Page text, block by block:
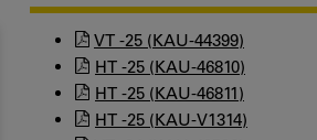
VT -25 (KAU-44399)
HT -25 (KAU-46810)
HT -25 (KAU-46811)
HT -25 (KAU-V1314)